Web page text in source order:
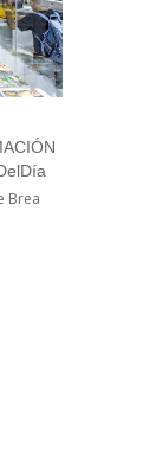
Brea